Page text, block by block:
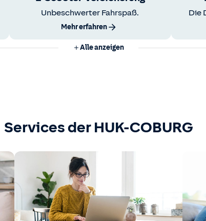
Unbeschwerter Fahrspaß.
Mehr erfahren
Die
Alle anzeigen
Services der HUK-COBURG